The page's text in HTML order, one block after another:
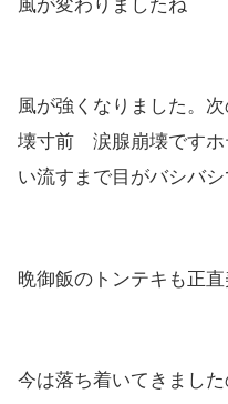
風が変わりましたね
風が強くなりました。
壊寸前 涙腺崩壊ですホ
い流すまで目がバシバ
晩御飯のトンテキも
今は落ち着いてきまし